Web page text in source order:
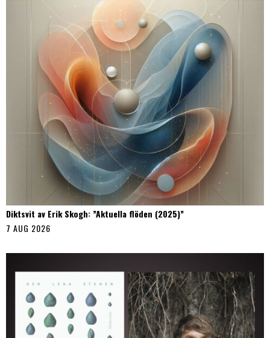
Diktsvit av Erik Skogh: ”Aktuella flöden (2025)”
7 AUG 2026